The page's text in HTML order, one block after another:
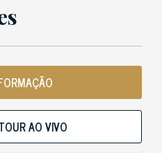
AO VIVO